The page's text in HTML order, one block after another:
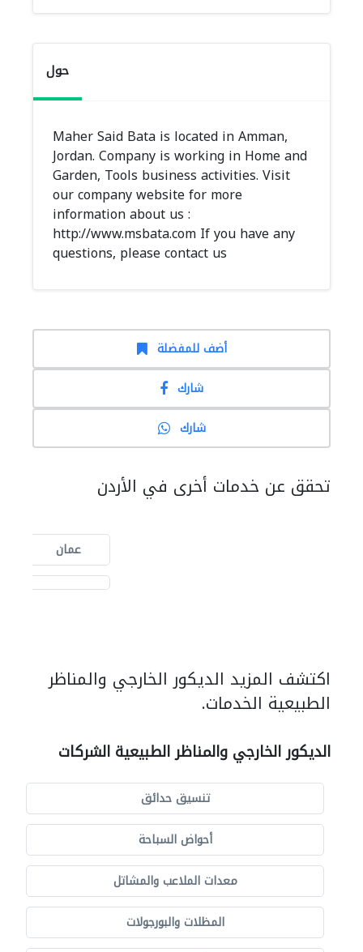
حول
Maher Said Bata is located in Amman,
Jordan. Company is working in Home and
Garden, Tools business activities. Visit
our company website for more
information about us :
http://www.msbata.com If you have any
questions, please contact us
أضف للمفضلة
شارك
شارك
تحقق عن خدمات أخرى في الأردن
عمان
اكتشف المزيد الديكور الخارجي والمناظر
الطبيعية الخدمات.
الديكور الخارجي والمناظر الطبيعية الشركات
تنسيق حدائق
أحواض السباحة
معدات الملاعب والمشاتل
المظلات والبورجولات